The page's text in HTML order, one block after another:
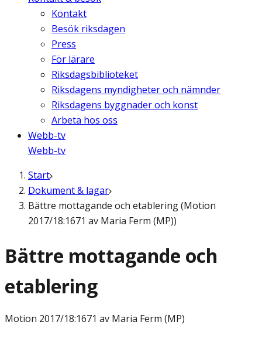
Kontakt
Besök riksdagen
Press
För lärare
Riksdagsbiblioteket
Riksdagens myndigheter och nämnder
Riksdagens byggnader och konst
Arbeta hos oss
Webb-tv
Webb-tv
Start
Dokument & lagar
Bättre mottagande och etablering (Motion
2017/18:1671 av Maria Ferm (MP))
Bättre mottagande och
etablering
Motion 2017/18:1671 av Maria Ferm (MP)